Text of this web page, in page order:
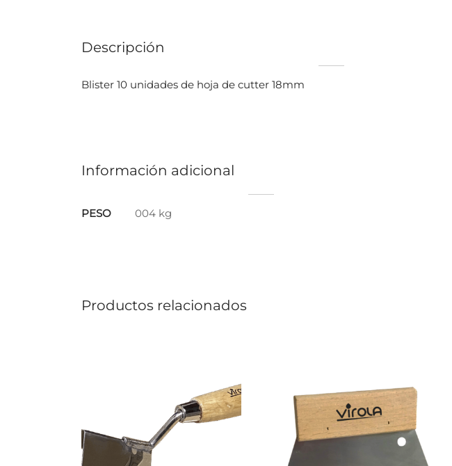
Descripción
Blister 10 unidades de hoja de cutter 18mm
Información adicional
PESO 004 kg
Productos relacionados